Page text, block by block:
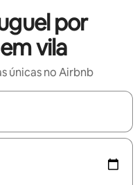
por
vila
únicas no Airbnb
disponíveis,